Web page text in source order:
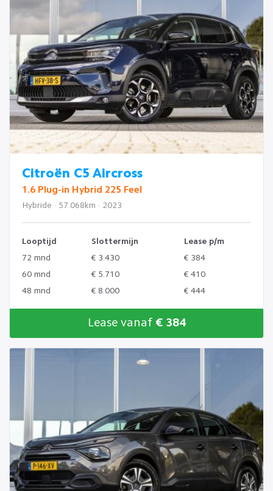
Citroën C5 Aircross
1.6 Plug-in Hybrid 225 Feel
Hybride · 57.068km · 2023
Looptijd Slottermijn
Lease p/m
72 mnd
€ 3.430
€ 384
60 mnd
€ 5.710
€ 410
48 mnd
€ 8.000 € 444
Lease vanaf € 384